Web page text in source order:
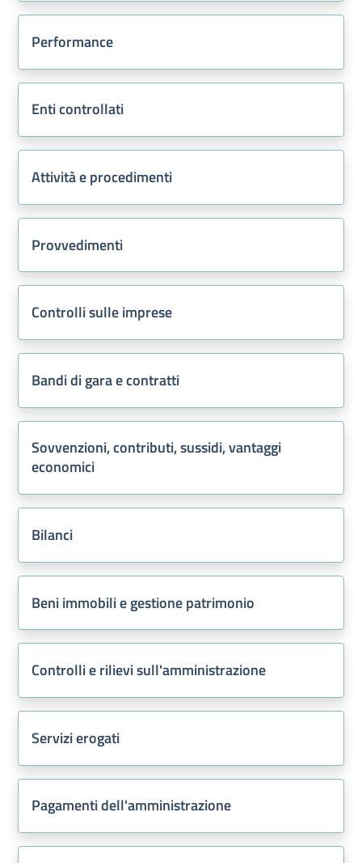
Performance
Enti controllati
Attività e procedimenti
Provvedimenti
Controlli sulle imprese
Bandi di gara e contratti
Sovvenzioni, contributi, sussidi, vantaggi
economici
Bilanci
Beni immobili e gestione patrimonio
Controlli e rilievi sull'amministrazione
Servizi erogati
Pagamenti dell'amministrazione